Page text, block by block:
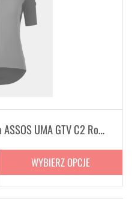
Damska koszulka rowerowa ASSOS UMA GTV C2 Rock Grey
WYBIERZ OPCJE